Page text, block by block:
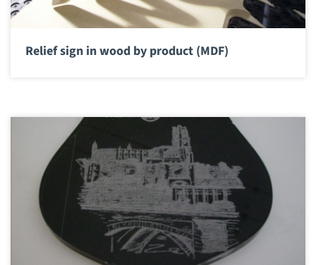
Relief sign in wood by product (MDF)